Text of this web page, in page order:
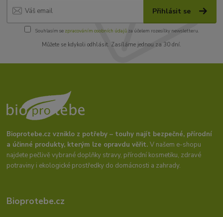
Přihlásit se
Souhlasím se zpracováním osobních údajůza účelem rozesílky newsletteru.
Můžete se kdykoli odhlásit. Zasíláme jednou za 30 dní.
Bioprotebe.cz vzniklo z potřeby – touhy najít bezpečné, přírodní
a účinné produkty, kterým lze opravdu věřit.V našem e-shopu
najdete pečlivě vybrané doplňky stravy, přírodní kosmetiku, zdravé
potraviny i ekologické prostředky do domácnosti a zahrady.
Bioprotebe.cz